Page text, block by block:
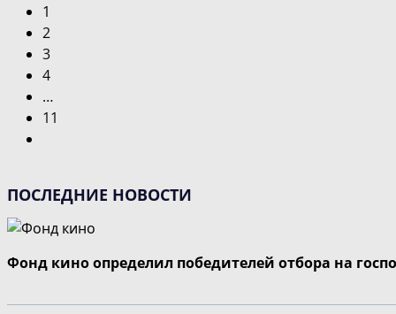
1
2
3
4
…
11
страницу
ПОСЛЕДНИЕ НОВОСТИ
Фонд кино определил победителей отбора на